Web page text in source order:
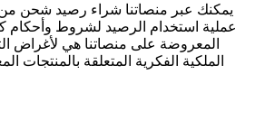
يمكنك عبر منصاتنا شراء رصيد شحن
عملية استخدام الرصيد لشروط وأحكام
المعروضة على منصاتنا هي لأغراض
الملكية الفكرية المتعلقة بالمنتجات